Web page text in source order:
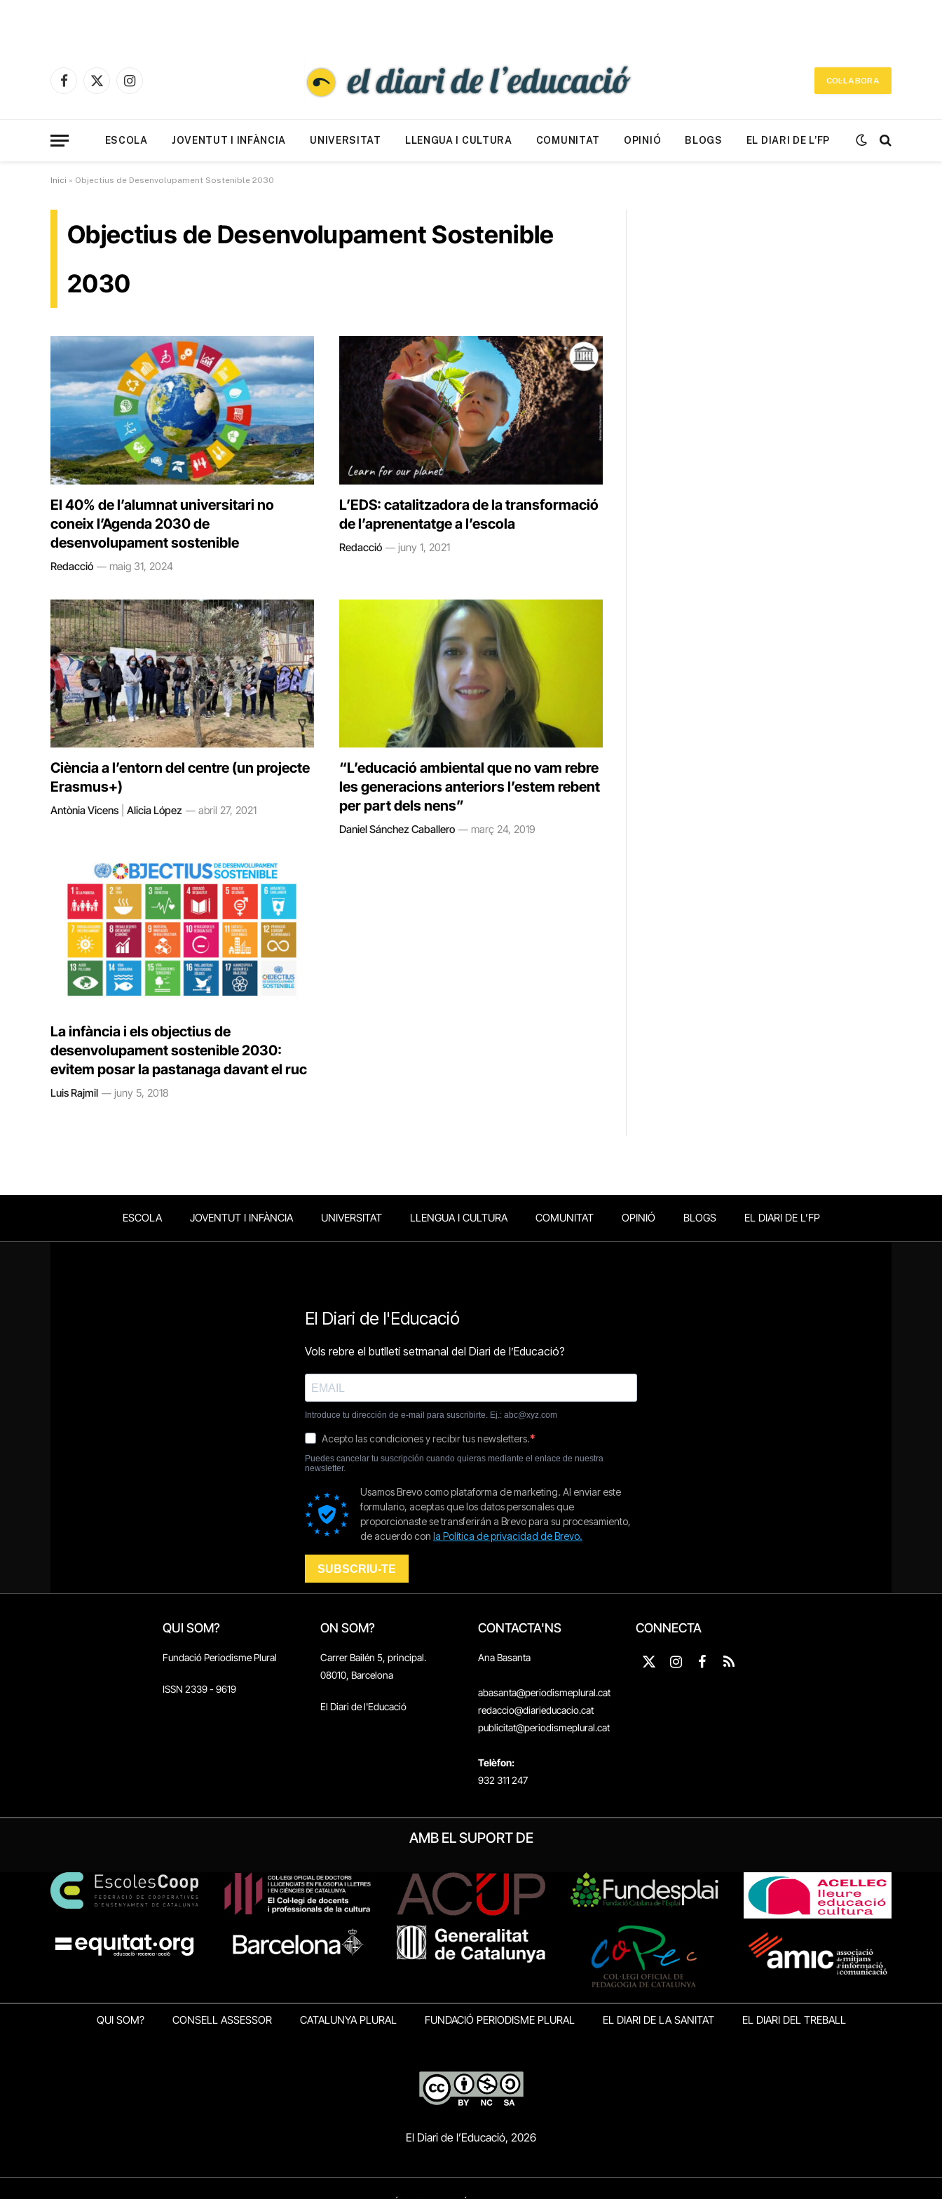
Facebook
X
Instagram
COL·LABORA
ESCOLA JOVENTUT I INFÀNCIA UNIVERSITAT LLENGUA I CULTURA COMUNITAT OPINIÓ BLOGS EL DIARI DE L’FP
Inici » Objectius de Desenvolupament Sostenible 2030
Objectius de Desenvolupament Sostenible
2030
El 40% de l’alumnat universitari no
coneix l’Agenda 2030 de
desenvolupament sostenible
Redacció maig 31, 2024
L’EDS: catalitzadora de la transformació
de l’aprenentatge a l’escola
Redacció juny 1, 2021
Ciència a l’entorn del centre (un projecte
Erasmus+)
Antònia Vicens Alicia López abril 27, 2021
“L’educació ambiental que no vam rebre
les generacions anteriors l’estem rebent
per part dels nens”
Daniel Sánchez Caballero març 24, 2019
La infància i els objectius de
desenvolupament sostenible 2030:
evitem posar la pastanaga davant el ruc
Luis Rajmil juny 5, 2018
ESCOLA JOVENTUT I INFÀNCIA UNIVERSITAT LLENGUA I CULTURA COMUNITAT OPINIÓ BLOGS EL DIARI DE L’FP
QUI SOM?
Fundació Periodisme Plural
ISSN 2339 - 9619
ON SOM?
Carrer Bailén 5, principal.
08010, Barcelona
El Diari de l'Educació
CONTACTA'NS
Ana Basanta
abasanta@periodismeplural.cat
redaccio@diarieducacio.cat
publicitat@periodismeplural.cat
Telèfon:
932 311 247
CONNECTA
X
Instagram
Facebook
RSS
AMB EL SUPORT DE
QUI SOM? CONSELL ASSESSOR CATALUNYA PLURAL FUNDACIÓ PERIODISME PLURAL EL DIARI DE LA SANITAT EL DIARI DEL TREBALL
El Diari de l’Educació, 2026